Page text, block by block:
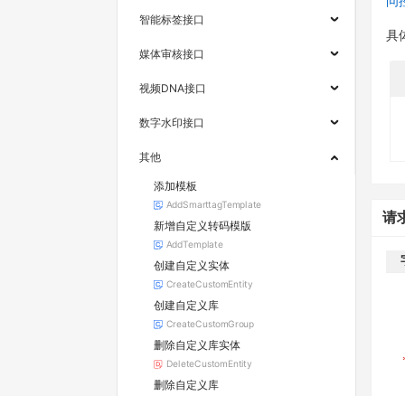
智能标签接口
媒体审核接口
视频DNA接口
数字水印接口
其他
添加模板
AddSmarttagTemplate
新增自定义转码模版
AddTemplate
创建自定义实体
CreateCustomEntity
创建自定义库
CreateCustomGroup
删除自定义库实体
DeleteCustomEntity
删除自定义库
具
请